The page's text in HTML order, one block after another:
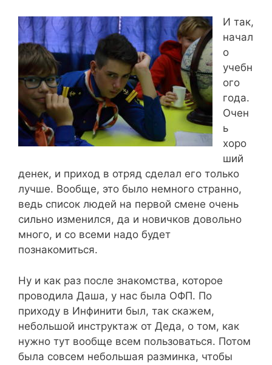
И так,
начал
о
учебн
ого
года.
Очен
ь
хоро
ший
денек, и приход в отряд сделал его только
лучше. Вообще, это было немного странно,
ведь список людей на первой смене очень
сильно изменился, да и новичков довольно
много, и со всеми надо будет
познакомиться.
Ну и как раз после знакомства, которое
проводила Даша, у нас была ОФП. По
приходу в Инфинити был, так скажем,
небольшой инструктаж от Деда, о том, как
нужно тут вообще всем пользоваться. Потом
была совсем небольшая разминка, чтобы